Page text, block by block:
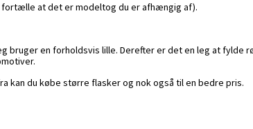
fortælle at det er modeltog du er afhængig af).
bruger en forholdsvis lille. Derefter er det en leg at fylde
kan du købe større flasker og nok også til en bedre pris.